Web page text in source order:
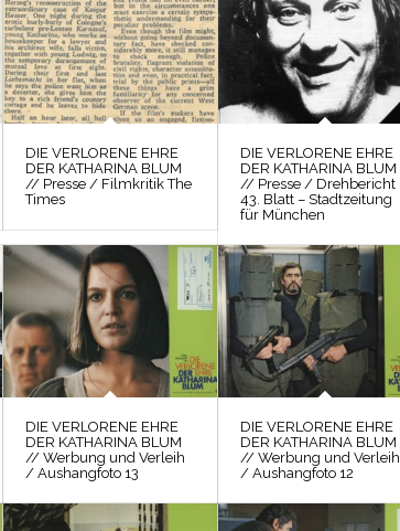
DIE VERLORENE EHRE
DER KATHARINA BLUM
// Presse / Filmkritik The
Times
DIE VERLORENE EHRE
DER KATHARINA BLUM
// Presse / Drehbericht
43. Blatt – Stadtzeitung
für München
DIE VERLORENE EHRE
DER KATHARINA BLUM
// Werbung und Verleih
/ Aushangfoto 13
DIE VERLORENE EHRE
DER KATHARINA BLUM
// Werbung und Verleih
/ Aushangfoto 12